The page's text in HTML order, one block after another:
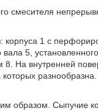
смесителя
корпуса 1 с
вала 5,
На внутренней
образом. Сыпучие